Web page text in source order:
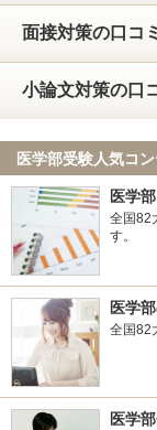
面接対策の口コ
小論文対策の口
医学部受験人気コ
医学
全国82
す。
医学
全国82
医学